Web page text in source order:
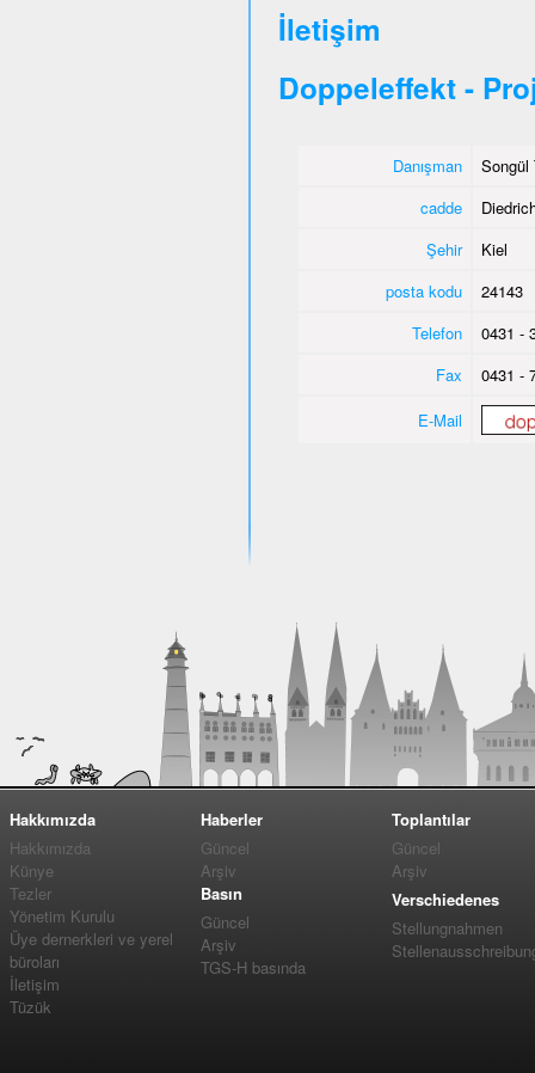
İletişim
Doppeleffekt -
Danışman
Songül
cadde
Şehir
Kiel
posta kodu
24143
Telefon
0431 -
Fax
0431 -
E-Mail
Hakkımızda
Hakkımızda
Künye
Tezler
Yönetim Kurulu
Üye dernerkleri ve yerel
büroları
İletişim
Tüzük
Haberler
Güncel
Arşiv
Basın
Güncel
Arşiv
TGS-H basında
Toplantılar
Güncel
Arşiv
Verschiedenes
Stellungnahmen